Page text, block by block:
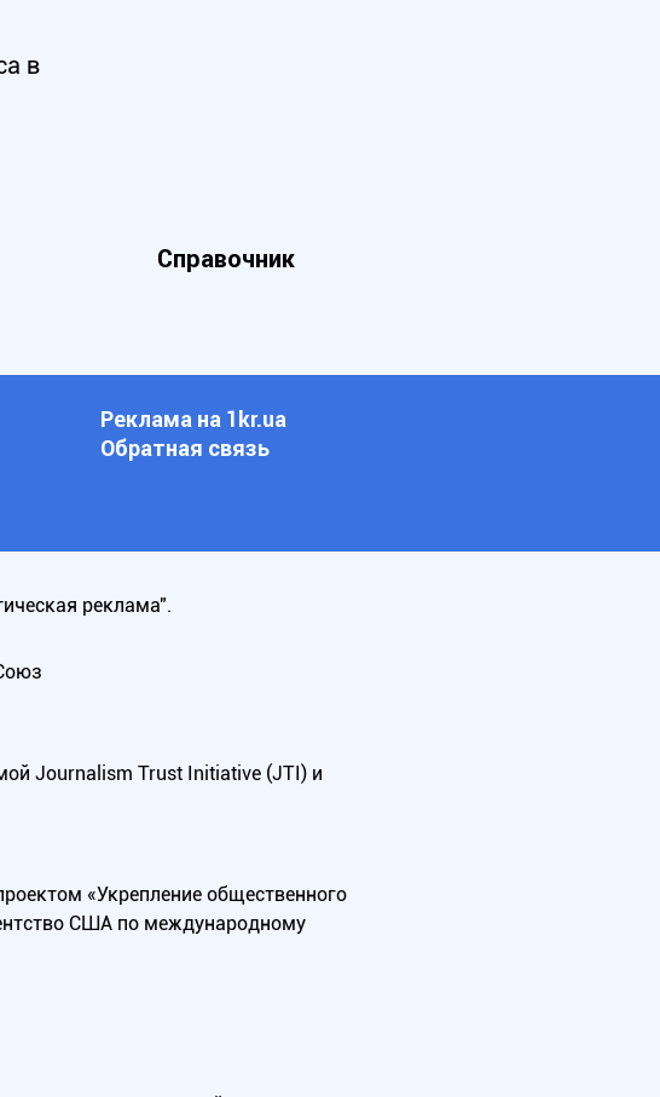
в
Справочник
Реклама на 1kr.ua
Обратная связь
реклама".
Journalism Trust Initiative (JTI) и
«Укрепление общественного
США по международному